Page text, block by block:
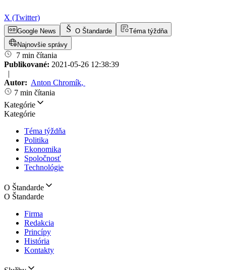
X (Twitter)
Google News O Štandarde
Téma týždňa
Najnovšie správy
7 min čítania
Publikované: 2021-05-26 12:38:39
|
Autor: Anton Chromík,
7 min čítania
Kategórie
Kategórie
Téma týždňa
Politika
Ekonomika
Spoločnosť
Technológie
O Štandarde
O Štandarde
Firma
Redakcia
Princípy
História
Kontakty